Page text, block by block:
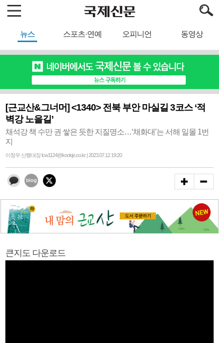
뉴스 스포츠·연예 오피니언 동영상
[근교산&그너머] <1340> 전북 부안 마실길 3코스 ‘적
벽강 노을길’
채석강 책 수만 권 쌓은 듯한 지질명소…‘채화대’는 서해 일몰 1번
지
이창우 산행대장 lcw1124@kookje.co.kr | 2023.07.12 19:20
큰지도 다운로드